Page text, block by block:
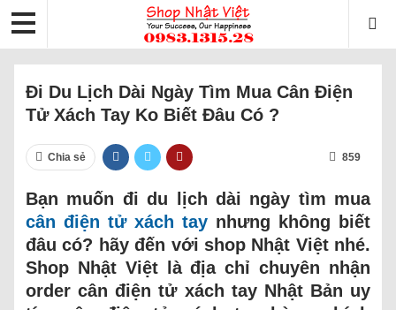
Đi Du Lịch Dài Ngày Tìm Mua Cân Điện
Tử Xách Tay Ko Biết Đâu Có ?
Chia sẻ 859
Bạn muốn đi du lịch dài ngày tìm mua
cân điện tử xách tay nhưng không biết
đâu có? hãy đến với shop Nhật Việt nhé.
Shop Nhật Việt là địa chỉ chuyên nhận
order cân điện tử xách tay Nhật Bản uy